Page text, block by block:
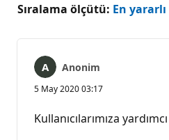
Sıralama ölçütü: En yararlı
Anonim
5 May 2020 03:17
Kullanıcılarımıza